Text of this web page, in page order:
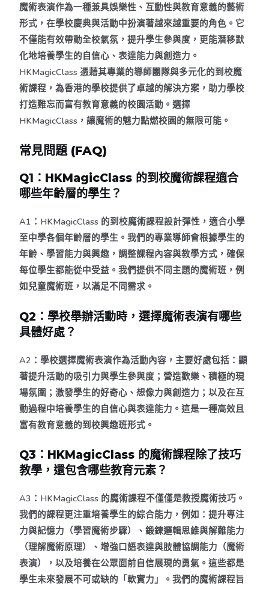
魔術表演作為一種兼具娛樂性、互動性與教育意義的藝術
形式，在學校慶典與活動中扮演著越來越重要的角色。它
不僅能有效帶動全校氣氛，提升學生參與度，更能潛移默
化地培養學生的自信心、表達能力與創造力。
HKMagicClass 憑藉其專業的導師團隊與多元化的到校魔
術課程，為香港的學校提供了卓越的解決方案，助力學校
打造難忘而富有教育意義的校園活動。選擇
HKMagicClass，讓魔術的魅力點燃校園的無限可能。
常見問題 (FAQ)
Q1：HKMagicClass 的到校魔術課程適合
哪些年齡層的學生？
A1：HKMagicClass 的到校魔術課程設計彈性，適合小學
至中學各個年齡層的學生。我們的專業導師會根據學生的
年齡、學習能力與興趣，調整課程內容與教學方式，確保
每位學生都能從中受益。我們提供不同主題的魔術班，例
如兒童魔術班，以滿足不同需求。
Q2：學校舉辦活動時，選擇魔術表演有哪些
具體好處？
A2：學校選擇魔術表演作為活動內容，主要好處包括：顯
著提升活動的吸引力與學生參與度；營造歡樂、積極的現
場氛圍；激發學生的好奇心、想像力與創造力；以及在互
動過程中培養學生的自信心與表達能力。這是一種高效且
富有教育意義的到校興趣班形式。
Q3：HKMagicClass 的魔術課程除了技巧
教學，還包含哪些教育元素？
A3：HKMagicClass 的魔術課程不僅僅是教授魔術技巧。
我們的課程更注重培養學生的綜合能力，例如：提升專注
力與記憶力（學習魔術步驟）、鍛鍊邏輯思維與解難能力
（理解魔術原理）、增強口語表達與肢體協調能力（魔術
表演），以及培養在公眾面前自信展現的勇氣。這些都是
學生未來發展不可或缺的「軟實力」。我們的魔術課程旨